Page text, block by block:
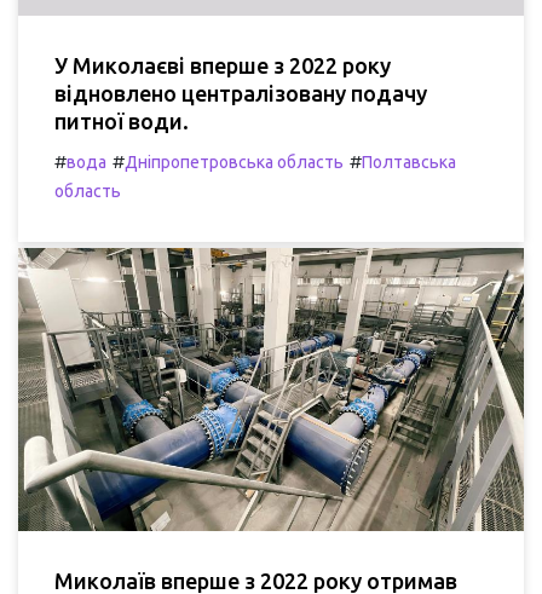
У Миколаєві вперше з 2022 року
відновлено централізовану подачу
питної води.
#вода #Дніпропетровська область #Полтавська
область
Миколаїв вперше з 2022 року отримав